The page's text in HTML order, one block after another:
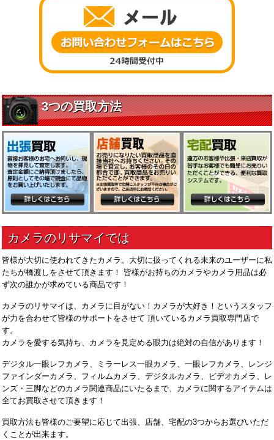
皆様が大切に使われてきたカメラ。大切に扱ってくれる未来のユーザーに私
たちが橋渡しをさせて頂きます！ 皆様がお持ちのカメラやカメラ用品は必
ず次の誰かが求めている商品です！
カメラのリサマイは、カメラに目がない！カメラが大好き！というスタッフ
が力を合わせて皆様のサポートをさせて 頂いているカメラ買取専門店で
す。
カメラを愛する気持ち、カメラを見定める眼力は絶対の自信があります！
デジタル一眼レフカメラ、ミラーレス一眼カメラ、一眼レフカメラ、レンジ
ファインダーカメラ、フィルムカメラ、デジタルカメラ、ビデオカメラ、レ
ンズ・三脚などのカメラ関連商品にいたるまで、カメラに関するアイテムは
全てお買取させて頂きます！
買取方法も皆様のご要望に応じて出張、店舗、宅配の3つからお選びいただ
くことが出来ます。